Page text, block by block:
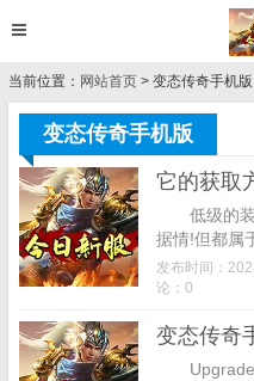
当前位置： 网站首页 > 变态传奇手机版
变态传奇手机版
低级的装
据情!但都属
8日是传奇
分别是祖玛
发布时间：
论：0